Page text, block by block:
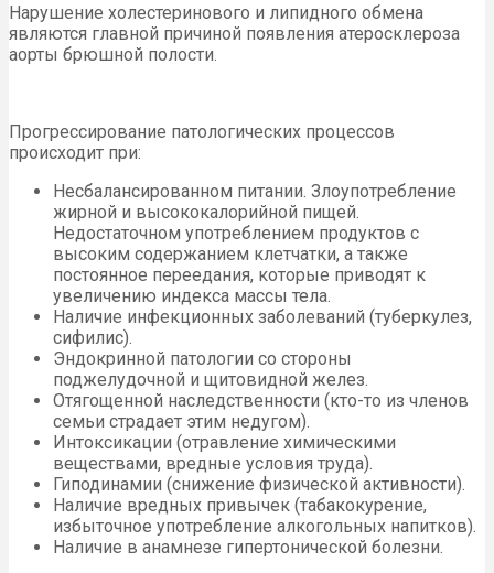
Нарушение холестеринового и липидного обмена
являются главной причиной появления атеросклероза
аорты брюшной полости.
Прогрессирование патологических процессов
происходит при:
Несбалансированном питании. Злоупотребление
жирной и высококалорийной пищей.
Недостаточном употреблением продуктов с
высоким содержанием клетчатки, а также
постоянное переедания, которые приводят к
увеличению индекса массы тела.
Наличие инфекционных заболеваний (туберкулез,
сифилис).
Эндокринной патологии со стороны
поджелудочной и щитовидной желез.
Отягощенной наследственности (кто-то из членов
семьи страдает этим недугом).
Интоксикации (отравление химическими
веществами, вредные условия труда).
Гиподинамии (снижение физической активности).
Наличие вредных привычек (табакокурение,
избыточное употребление алкогольных напитков).
Наличие в анамнезе гипертонической болезни.